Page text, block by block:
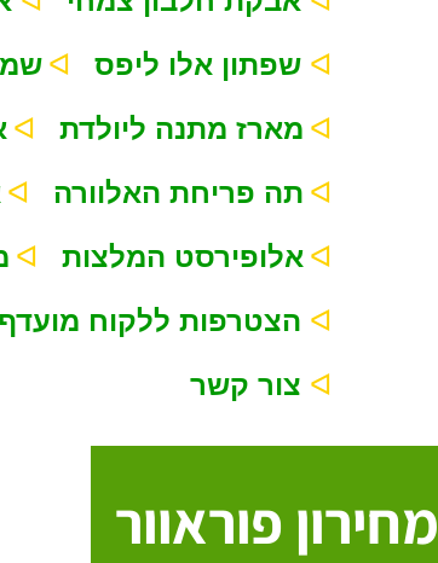
ᐊ
ᐊ
מארז מתנה ליולדת ᐊ
ᐊ
תה פריחת האלוורה ᐊ
ᐊ
אלופירסט המלצות ᐊ
ᐊ
ᐊ
ᐊ
מחירון פוראוור